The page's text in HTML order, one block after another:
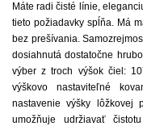
Máte radi čisté línie,
tieto požiadavky spĺňa. Má
bez prešívania.
dosiahnutá dostatočne
výber z troch výšok čiel:
výškovo nastaviteľné
nastavenie výšky lôžkovej
umožňuje udržiavať